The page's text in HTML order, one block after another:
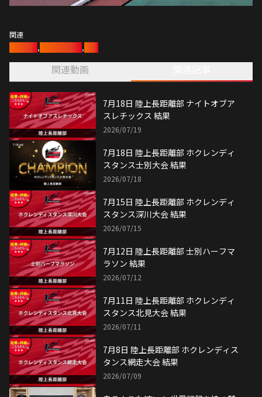
関連
, ,
関連動画
7月18日 陸上長距離部 ナイトオブア
スレチックス 結果
2026/07/19
7月18日 陸上長距離部 ホクレンディ
スタンス士別大会 結果
2026/07/18
7月15日 陸上長距離部 ホクレンディ
スタンス深川大会 結果
2026/07/15
7月12日 陸上長距離部 士別ハーフマ
ラソン 結果
2026/07/12
7月11日 陸上長距離部 ホクレンディ
スタンス北見大会 結果
2026/07/11
7月8日 陸上長距離部 ホクレンディス
タンス網走大会 結果
2026/07/09